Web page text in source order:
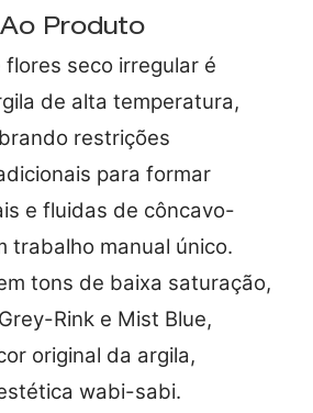
Produto
seco irregular é
de alta temperatura,
restrições
para formar
e fluidas de côncavo-
trabalho manual único.
tons de baixa saturação,
Rink e Mist Blue,
original da argila,
wabi-sabi.